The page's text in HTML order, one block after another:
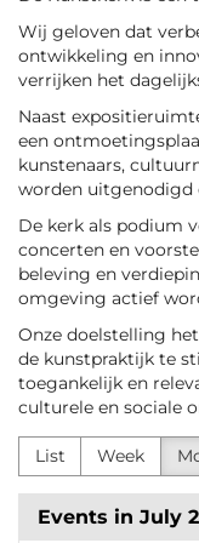
Wij geloven dat
ontwikkeling en
verrijken het
Naast
een
kunstenaars,
worden uitgenodigd
De kerk als podium
concerten en
beleving en
omgeving actief
Onze doelstelling
de kunstpraktijk te
toegankelijk en
culturele en sociale
List Week
Events in July